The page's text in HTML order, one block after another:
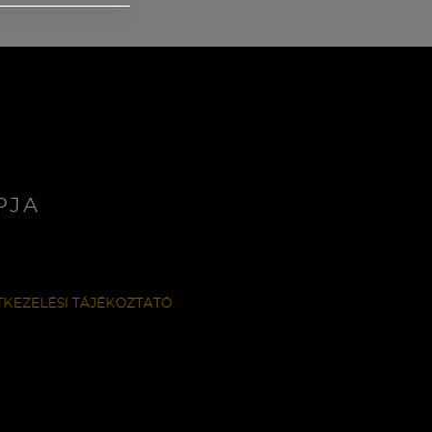
TÁJÉKOZTATÓ